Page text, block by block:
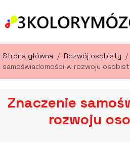
Strona główna / Rozwój osobisty /
samoświadomości w rozwoju
Znaczenie
rozwoju